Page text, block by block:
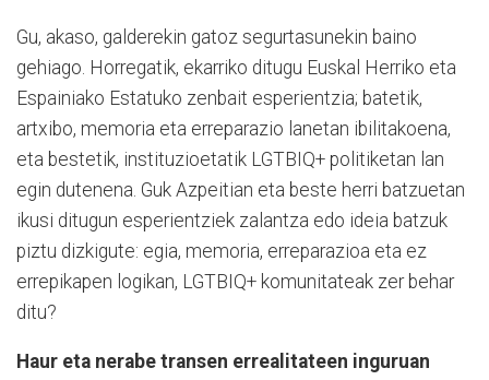
Gu, akaso, galderekin gatoz segurtasunekin baino
gehiago. Horregatik, ekarriko ditugu Euskal Herriko eta
Espainiako Estatuko zenbait esperientzia; batetik,
artxibo, memoria eta erreparazio lanetan ibilitakoena,
eta bestetik, instituzioetatik LGTBIQ+ politiketan lan
egin dutenena. Guk Azpeitian eta beste herri batzuetan
ikusi ditugun esperientziek zalantza edo ideia batzuk
piztu dizkigute: egia, memoria, erreparazioa eta ez
errepikapen logikan, LGTBIQ+ komunitateak zer behar
ditu?
Haur eta nerabe transen errealitateen inguruan